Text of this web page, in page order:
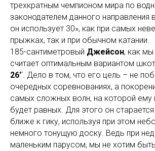
трехкратным чемпионом мира по
законодателем данного направления
он использует 30», как при самых
прыжках, так и при обычном катании.
185-сантиметровый Джейсон, как
считает оптимальным вариантом
26′‘. Дело в том, что его цель – не
очередных соревнованиях, а
самых сложных волн, на которой ему
будет равных. Для этого он
ближе к гику, используя при этом
немного тонущую доску. Ведь при
маленьким парусом, мы не хотим